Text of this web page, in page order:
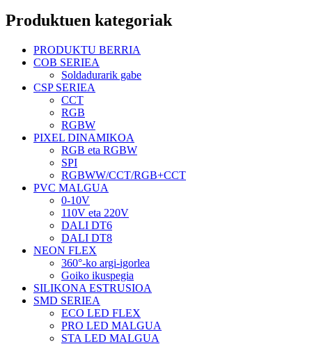
Produktuen kategoriak
PRODUKTU BERRIA
COB SERIEA
Soldadurarik gabe
CSP SERIEA
CCT
RGB
RGBW
PIXEL DINAMIKOA
RGB eta RGBW
SPI
RGBWW/CCT/RGB+CCT
PVC MALGUA
0-10V
110V eta 220V
DALI DT6
DALI DT8
NEON FLEX
360°-ko argi-igorlea
Goiko ikuspegia
SILIKONA ESTRUSIOA
SMD SERIEA
ECO LED FLEX
PRO LED MALGUA
STA LED MALGUA